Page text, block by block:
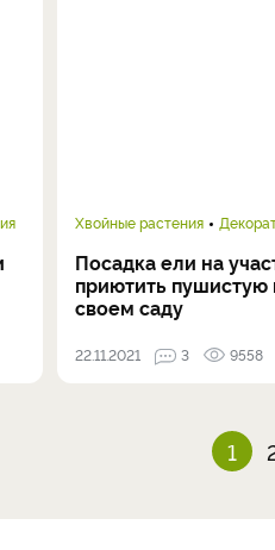
Хвойные растения
Посадка ели на
приютить пушистую
своем саду
22.11.2021 3 9558
1